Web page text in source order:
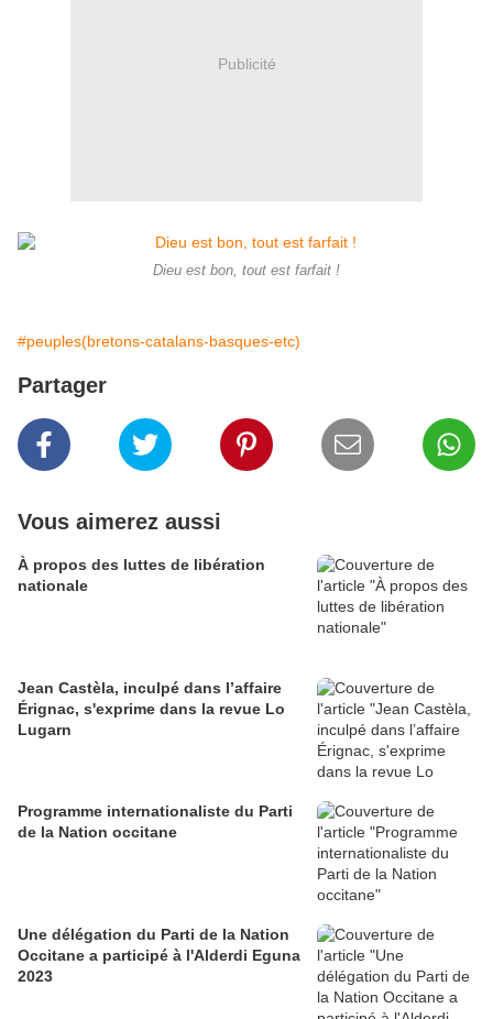
Publicité
Dieu est bon, tout est farfait !
#peuples(bretons-catalans-basques-etc)
Partager
Vous aimerez aussi
À propos des luttes de libération
nationale
Jean Castèla, inculpé dans l’affaire
Érignac, s'exprime dans la revue Lo
Lugarn
Programme internationaliste du Parti
de la Nation occitane
Une délégation du Parti de la Nation
Occitane a participé à l'Alderdi Eguna
2023